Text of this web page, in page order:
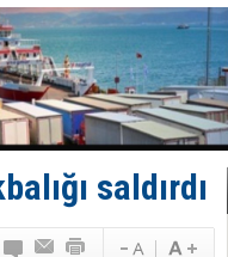
derinliklerinde halkı
10 tekneyi soydular!
tonaj yetkisi
Zekâ, Ustanın yerini
yüzer havuza omurga:
Römorkör!
için ‘Çağrı’!
saldırdı